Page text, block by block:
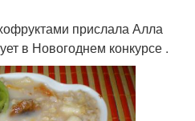
прислала Алла
в Новогоднем конкурсе .